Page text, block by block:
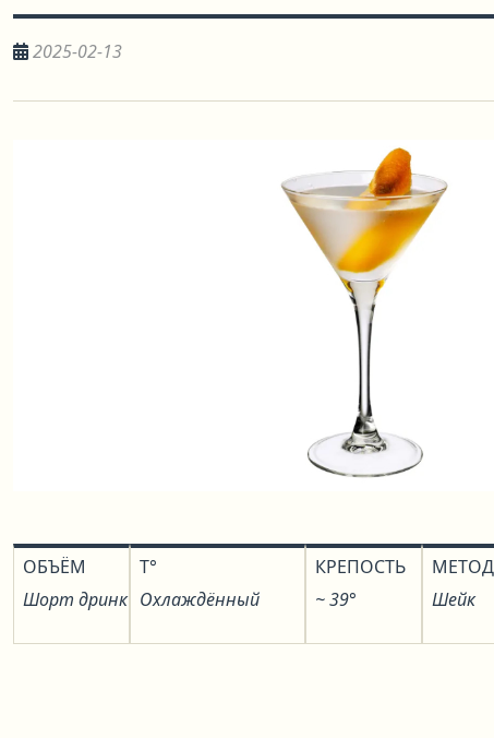
2025-02-13
ОБЪЁМ
Шорт дринк
T°
Охлаждённый
КРЕПОСТЬ
~ 39°
МЕТОД
Шейк